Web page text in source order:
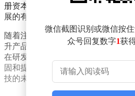
册资本的增加，无疑是对公司过往
展的有力支持。
随着注册资本的增加，蓝思科技有
升产品质量，满足市场日益增长的
在研发和创新方面的投入，不断推
固和提升在行业内的领先地位。此
技的未来发展描绘了一幅更加宏伟的
微信截图识别或微信按
众号回复数字1获